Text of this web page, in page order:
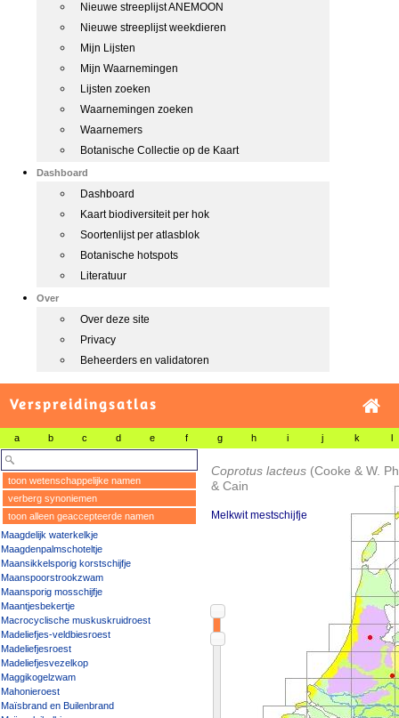
Nieuwe streeplijst ANEMOON
Nieuwe streeplijst weekdieren
Mijn Lijsten
Mijn Waarnemingen
Lijsten zoeken
Waarnemingen zoeken
Waarnemers
Botanische Collectie op de Kaart
Dashboard
Dashboard
Kaart biodiversiteit per hok
Soortenlijst per atlasblok
Botanische hotspots
Literatuur
Over
Over deze site
Privacy
Beheerders en validatoren
Verspreidingsatlas
a b c d e f g h i j k l
toon wetenschappelijke namen
verberg synoniemen
toon alleen geaccepteerde namen
Maagdelijk waterkelkje
Maagdenpalmschoteltje
Maansikkelsporig korstschijfje
Maanspoorstrookzwam
Maansporig mosschijfje
Maantjesbekertje
Macrocyclische muskuskruidroest
Madeliefjes-veldbiesroest
Madeliefjesroest
Madeliefjesvezelkop
Maggikogelzwam
Mahonieroest
Maïsbrand en Builenbrand
Coprotus lacteus (Cooke & W.
& Cain
Melkwit mestschijfje